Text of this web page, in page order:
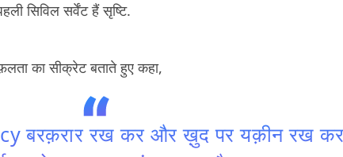
सिविल सर्वेंट हैं सृष्टि.
का सीक्रेट बताते हुए कहा,
बरक़रार रख कर और ख़ुद पर यक़ीन रख कर